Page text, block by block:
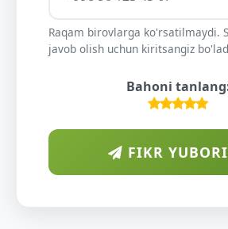
Raqam birovlarga ko'rsatilmaydi.
javob olish uchun kiritsangiz
Bahoni
FIKR